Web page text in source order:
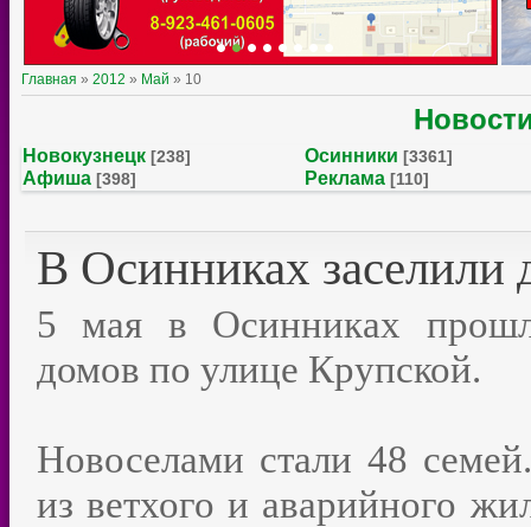
Главная » 2012 » Май » 10
Новокузнецк [238] Осинники [3361]
Афиша [398] Реклама [110]
В Осинниках заселили
5 мая в Осинниках
домов по улице Крупской.
Новоселами стали 48
из ветхого и аварийного